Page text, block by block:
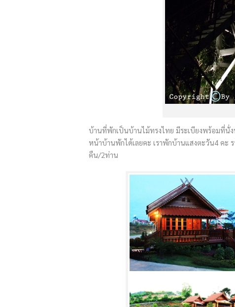
บ้านที่พักเป็นบ้านไม้ทรงไทย มีระเบียงพร้อมที่นั่
หน้าบ้านพักได้เลยคะ เราพักบ้านแสงตะวัน4 คะ
คืน/2ท่าน